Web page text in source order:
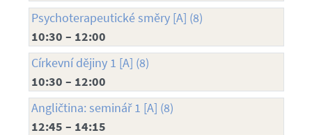
Psychoterapeutické směry [A] (8)
10:30 – 12:00
Církevní dějiny 1 [A] (8)
10:30 – 12:00
Angličtina: seminář 1 [A] (8)
12:45 – 14:15